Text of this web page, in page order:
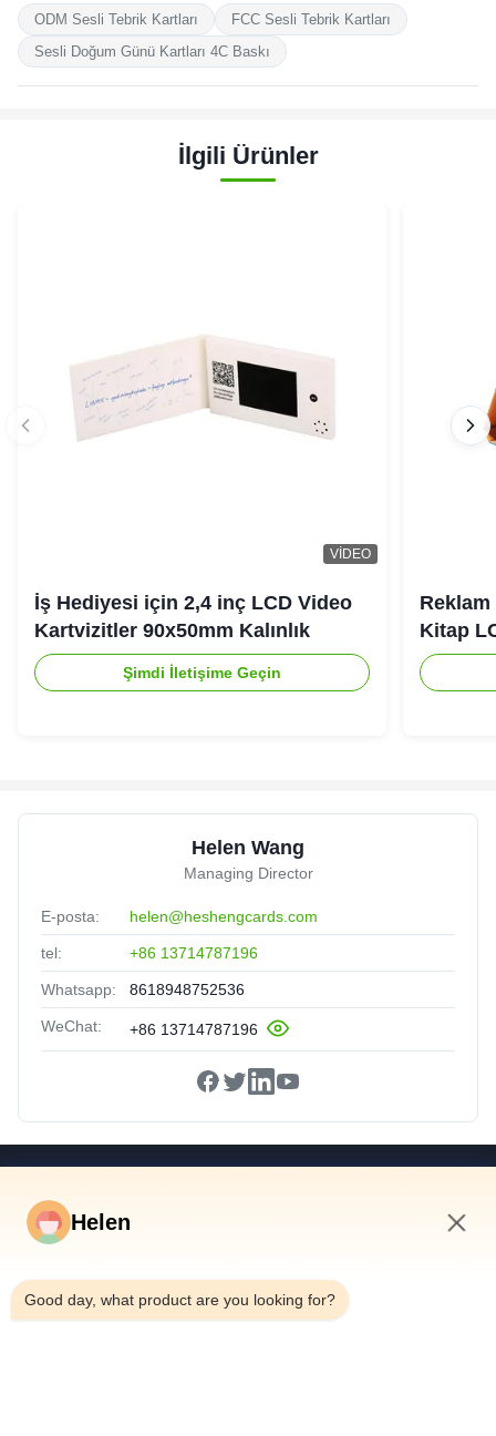
ODM Sesli Tebrik Kartları
FCC Sesli Tebrik Kartları
Sesli Doğum Günü Kartları 4C Baskı
İlgili Ürünler
VIDEO
İş Hediyesi için 2,4 inç LCD Video
Kartvizitler 90x50mm Kalınlık
Şimdi İletişime Geçin
Reklam
Kitap
Helen Wang
Managing Director
E-posta: helen@heshengcards.com
tel: +86 13714787196
Whatsapp: 8618948752536
WeChat: +86 13714787196
Videolar
Hakkımızda
Helen
Good day, what product are you looking for?